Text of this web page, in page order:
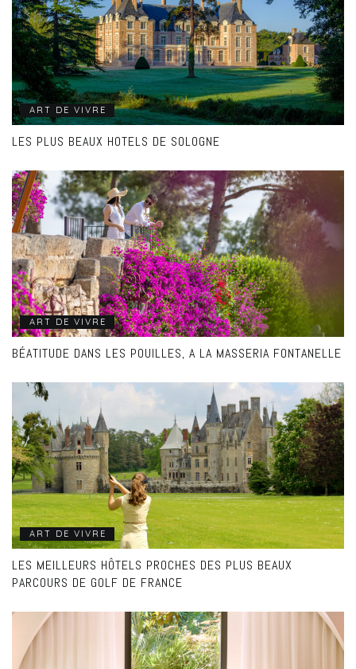
ART DE VIVRE
LES PLUS BEAUX HOTELS DE SOLOGNE
ART DE VIVRE
BÉATITUDE DANS LES POUILLES, A LA MASSERIA FONTANELLE
ART DE VIVRE
LES MEILLEURS HÔTELS PROCHES DES PLUS BEAUX
PARCOURS DE GOLF DE FRANCE